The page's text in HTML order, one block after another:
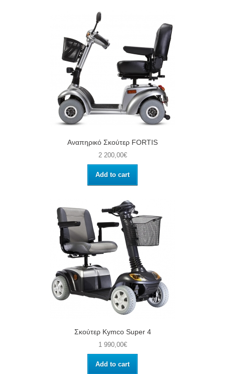
Αναπηρικό Σκούτερ FORTIS
2 200,00€
Add to cart
Σκούτερ Kymco Super 4
1 990,00€
Add to cart